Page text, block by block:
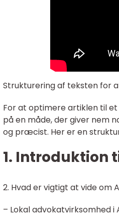
Strukturering af teksten for
For at optimere artiklen til
på en måde, der giver nem
og præcist. Her er en
1. Introduktion
2. Hvad er vigtigt at vide om
– Lokal advokatvirksomhed i